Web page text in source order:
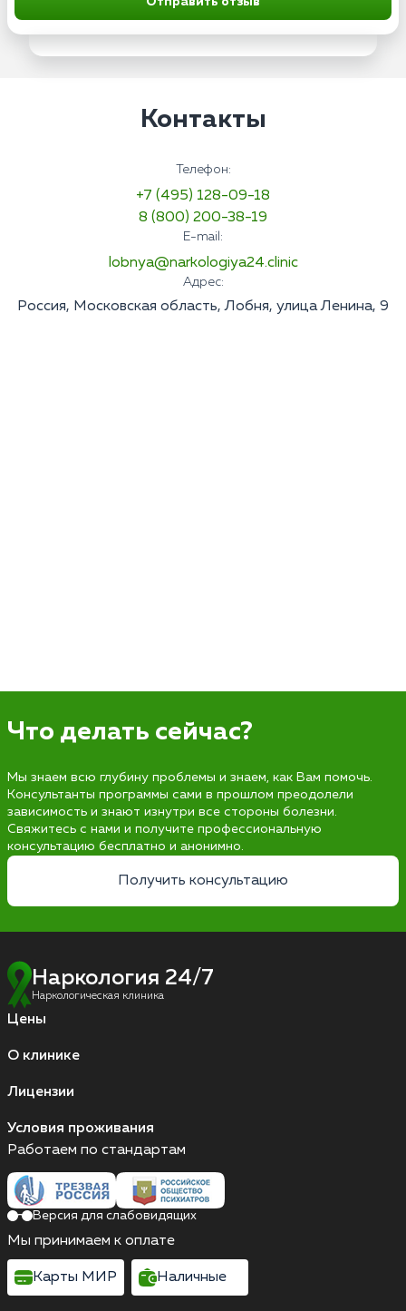
Контакты
Телефон:
+7 (495) 128-09-18
8 (800) 200-38-19
E-mail:
lobnya@narkologiya24.clinic
Адрес:
Россия, Московская область, Лобня, улица Ленина, 9
Что делать сейчас?
Мы знаем всю глубину проблемы и знаем, как Вам помочь.
Консультанты программы сами в прошлом преодолели
зависимость и знают изнутри все стороны болезни.
Свяжитесь с нами и получите профессиональную
консультацию бесплатно и анонимно.
Получить консультацию
Наркология 24/7
Наркологическая клиника
Цены
О клинике
Лицензии
Условия проживания
Работаем по стандартам
Версия для слабовидящих
Мы принимаем к оплате
Карты МИР Наличные